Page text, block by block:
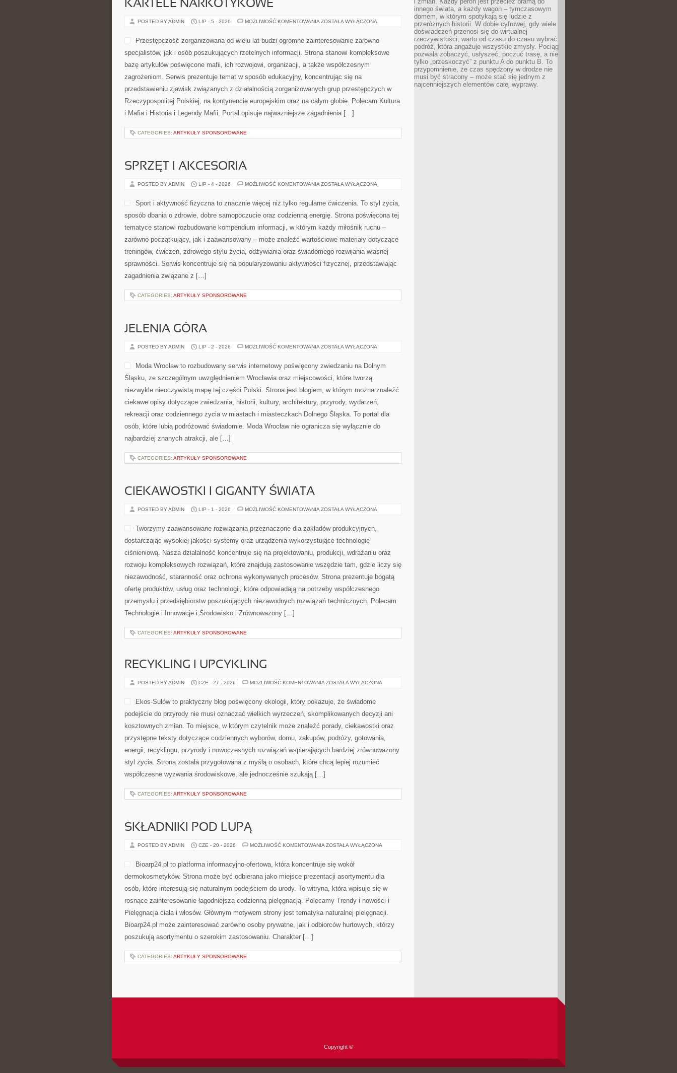
KARTELE NARKOTYKOWE
POSTED BY ADMIN LIP - 5 - 2026 MOŻLIWOŚĆ KOMENTOWANIA KARTELE
ZOSTAŁA WYŁĄCZONA
Przestępczość zorganizowana od wielu lat budzi ogromne zainteresowanie zarówno
specjalistów, jak i osób poszukujących rzetelnych informacji. Strona stanowi kompleksowe
bazę artykułów poświęcone mafii, ich rozwojowi, organizacji, a także współczesnym
zagrożeniom. Serwis prezentuje temat w sposób edukacyjny, koncentrując się na
przedstawieniu zjawisk związanych z działalnością zorganizowanych grup przestępczych w
Rzeczypospolitej Polskiej, na kontynencie europejskim oraz na całym globie. Polecam Kultura
i Mafia i Historia i Legendy Mafii. Portal opisuje najważniejsze zagadnienia […]
CATEGORIES: ARTYKUŁY SPONSOROWANE
SPRZĘT I AKCESORIA
POSTED BY ADMIN LIP - 4 - 2026 MOŻLIWOŚĆ KOMENTOWANIA SPRZĘT
ZOSTAŁA WYŁĄCZONA
Sport i aktywność fizyczna to znacznie więcej niż tylko regularne ćwiczenia. To styl życia,
sposób dbania o zdrowie, dobre samopoczucie oraz codzienną energię. Strona poświęcona tej
tematyce stanowi rozbudowane kompendium informacji, w którym każdy miłośnik ruchu –
zarówno początkujący, jak i zaawansowany – może znaleźć wartościowe materiały dotyczące
treningów, ćwiczeń, zdrowego stylu życia, odżywiania oraz świadomego rozwijania własnej
sprawności. Serwis koncentruje się na popularyzowaniu aktywności fizycznej, przedstawiając
zagadnienia związane z […]
CATEGORIES: ARTYKUŁY SPONSOROWANE
JELENIA GÓRA
POSTED BY ADMIN LIP - 2 - 2026 MOŻLIWOŚĆ KOMENTOWANIA JELENIA
ZOSTAŁA WYŁĄCZONA
Moda Wrocław to rozbudowany serwis internetowy poświęcony zwiedzaniu na Dolnym
Śląsku, ze szczególnym uwzględnieniem Wrocławia oraz miejscowości, które tworzą
niezwykle nieoczywistą mapę tej części Polski. Strona jest blogiem, w którym można znaleźć
ciekawe opisy dotyczące zwiedzania, historii, kultury, architektury, przyrody, wydarzeń,
rekreacji oraz codziennego życia w miastach i miasteczkach Dolnego Śląska. To portal dla
osób, które lubią podróżować świadomie. Moda Wrocław nie ogranicza się wyłącznie do
najbardziej znanych atrakcji, ale […]
CATEGORIES: ARTYKUŁY SPONSOROWANE
CIEKAWOSTKI I GIGANTY ŚWIATA
POSTED BY ADMIN LIP - 1 - 2026 MOŻLIWOŚĆ KOMENTOWANIA CIEKAWOSTKI
ŚWIATA
ZOSTAŁA WYŁĄCZONA
Tworzymy zaawansowane rozwiązania przeznaczone dla zakładów produkcyjnych,
dostarczając wysokiej jakości systemy oraz urządzenia wykorzystujące technologię
ciśnieniową. Nasza działalność koncentruje się na projektowaniu, produkcji, wdrażaniu oraz
rozwoju kompleksowych rozwiązań, które znajdują zastosowanie wszędzie tam, gdzie liczy się
niezawodność, staranność oraz ochrona wykonywanych procesów. Strona prezentuje bogatą
ofertę produktów, usług oraz technologii, które odpowiadają na potrzeby współczesnego
przemysłu i przedsiębiorstw poszukujących niezawodnych rozwiązań technicznych. Polecam
Technologie i Innowacje i Środowisko i Zrównoważony […]
CATEGORIES: ARTYKUŁY SPONSOROWANE
RECYKLING I UPCYKLING
POSTED BY ADMIN CZE - 27 - 2026 MOŻLIWOŚĆ KOMENTOWANIA RECYKLING
ZOSTAŁA WYŁĄCZONA
Ekos-Sułów to praktyczny blog poświęcony ekologii, który pokazuje, że świadome
podejście do przyrody nie musi oznaczać wielkich wyrzeczeń, skomplikowanych decyzji ani
kosztownych zmian. To miejsce, w którym czytelnik może znaleźć porady, ciekawostki oraz
przystępne teksty dotyczące codziennych wyborów, domu, zakupów, podróży, gotowania,
energii, recyklingu, przyrody i nowoczesnych rozwiązań wspierających bardziej zrównoważony
styl życia. Strona została przygotowana z myślą o osobach, które chcą lepiej rozumieć
współczesne wyzwania środowiskowe, ale jednocześnie szukają […]
CATEGORIES: ARTYKUŁY SPONSOROWANE
SKŁADNIKI POD LUPĄ
POSTED BY ADMIN CZE - 20 - 2026 MOŻLIWOŚĆ KOMENTOWANIA SKŁADNIKI
ZOSTAŁA WYŁĄCZONA
Bioarp24.pl to platforma informacyjno-ofertowa, która koncentruje się wokół
dermokosmetyków. Strona może być odbierana jako miejsce prezentacji asortymentu dla
osób, które interesują się naturalnym podejściem do urody. To witryna, która wpisuje się w
rosnące zainteresowanie łagodniejszą codzienną pielęgnacją. Polecamy Trendy i nowości i
Pielęgnacja ciała i włosów. Głównym motywem strony jest tematyka naturalnej pielęgnacji.
Bioarp24.pl może zainteresować zarówno osoby prywatne, jak i odbiorców hurtowych, którzy
poszukują asortymentu o szerokim zastosowaniu. Charakter […]
CATEGORIES: ARTYKUŁY SPONSOROWANE
innego świata, a każdy wagon – tymczasowym
domem, w którym spotykają się ludzie z
przeróżnych historii. W dobie cyfrowej, gdy wiele
doświadczeń przenosi się do wirtualnej
rzeczywistości, warto od czasu do czasu wybrać
podróż, która angażuje wszystkie zmysły. Pociąg
pozwala zobaczyć, usłyszeć, poczuć trasę, a nie
tylko „przeskoczyć” z punktu A do punktu B. To
przypomnienie, że czas spędzony w drodze nie
musi być stracony – może stać się jednym z
najcenniejszych elementów całej wyprawy.
Copyright ©